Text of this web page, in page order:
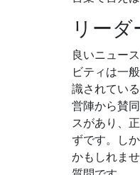
リー
良いニュー
ビティは一
識されてい
営陣から賛
スがあり、
ずです。し
かもしれま